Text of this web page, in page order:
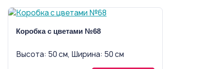
Коробка с цветами №68
Высота: 50 см, Ширина: 50 см